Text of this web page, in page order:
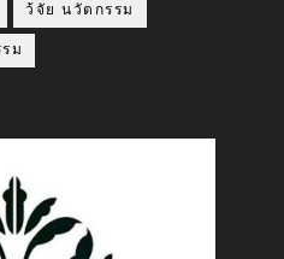
ว้จัย นวัตกรรม
ม